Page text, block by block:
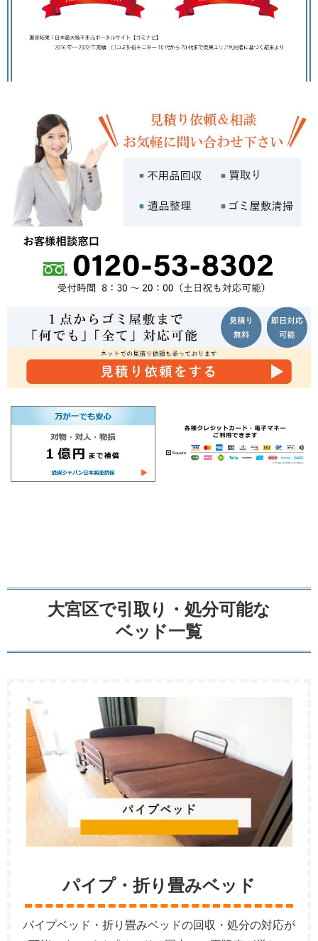
大宮区で引取り・処分可能な
ベッド一覧
パイプ・折り畳みベッド
パイプベッド・折り畳みベッドの回収・処分の対応が